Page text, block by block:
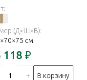
(Д×Ш×В):
см
118 ₽
+ В корзину